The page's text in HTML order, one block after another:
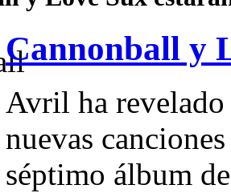
Cannonball y
Avril ha
nuevas
séptimo álbum